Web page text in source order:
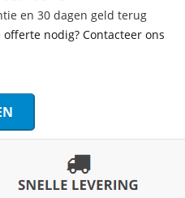
en 30 dagen geld terug
nodig? Contacteer ons